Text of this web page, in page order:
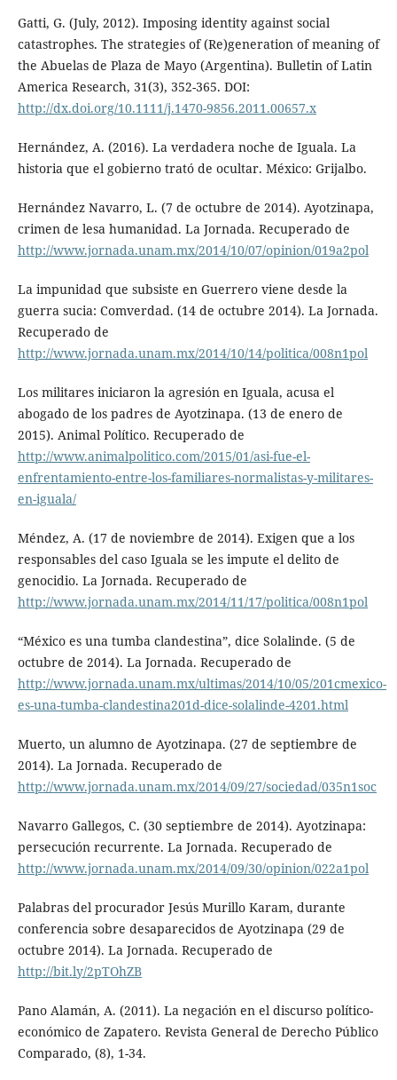
Gatti, G. (July, 2012). Imposing identity against social
catastrophes. The strategies of (Re)generation of meaning of
the Abuelas de Plaza de Mayo (Argentina). Bulletin of Latin
America Research, 31(3), 352-365. DOI:
http://dx.doi.org/10.1111/j.1470-9856.2011.00657.x
Hernández, A. (2016). La verdadera noche de Iguala. La
historia que el gobierno trató de ocultar. México: Grijalbo.
Hernández Navarro, L. (7 de octubre de 2014). Ayotzinapa,
crimen de lesa humanidad. La Jornada. Recuperado de
http://www.jornada.unam.mx/2014/10/07/opinion/019a2pol
La impunidad que subsiste en Guerrero viene desde la
guerra sucia: Comverdad. (14 de octubre 2014). La Jornada.
Recuperado de
http://www.jornada.unam.mx/2014/10/14/politica/008n1pol
Los militares iniciaron la agresión en Iguala, acusa el
abogado de los padres de Ayotzinapa. (13 de enero de
2015). Animal Político. Recuperado de
http://www.animalpolitico.com/2015/01/asi-fue-el-
enfrentamiento-entre-los-familiares-normalistas-y-militares-
en-iguala/
Méndez, A. (17 de noviembre de 2014). Exigen que a los
responsables del caso Iguala se les impute el delito de
genocidio. La Jornada. Recuperado de
http://www.jornada.unam.mx/2014/11/17/politica/008n1pol
“México es una tumba clandestina”, dice Solalinde. (5 de
octubre de 2014). La Jornada. Recuperado de
http://www.jornada.unam.mx/ultimas/2014/10/05/201cmexico-
es-una-tumba-clandestina201d-dice-solalinde-4201.html
Muerto, un alumno de Ayotzinapa. (27 de septiembre de
2014). La Jornada. Recuperado de
http://www.jornada.unam.mx/2014/09/27/sociedad/035n1soc
Navarro Gallegos, C. (30 septiembre de 2014). Ayotzinapa:
persecución recurrente. La Jornada. Recuperado de
http://www.jornada.unam.mx/2014/09/30/opinion/022a1pol
Palabras del procurador Jesús Murillo Karam, durante
conferencia sobre desaparecidos de Ayotzinapa (29 de
octubre 2014). La Jornada. Recuperado de
http://bit.ly/2pTOhZB
Pano Alamán, A. (2011). La negación en el discurso político-
económico de Zapatero. Revista General de Derecho Público
Comparado, (8), 1-34.